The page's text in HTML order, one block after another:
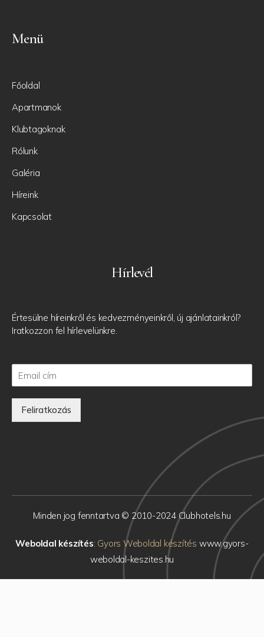
Menü
Főoldal
Apartmanok
Klubtagoknak
Rólunk
Galéria
Híreink
Kapcsolat
Hírlevél
Értesülne híreinkről és kedvezményeinkről, új ajánlatainkról?
Iratkozzon fel hírlevelünkre.
Feliratkozás
Minden jog fenntartva © 2010-2024 Clubhotels.hu
Weboldal készítés: Gyors Weboldal készítés www.gyors-
weboldal-keszites.hu